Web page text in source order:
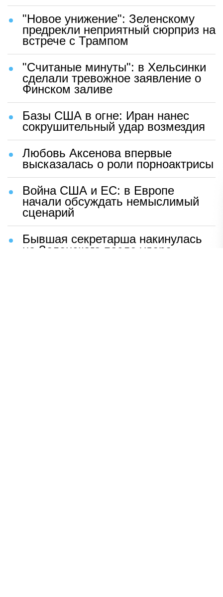
"Новое унижение": Зеленскому
предрекли неприятный сюрприз на
встрече с Трампом
"Считаные минуты": в Хельсинки
сделали тревожное заявление о
Финском заливе
Базы США в огне: Иран нанес
сокрушительный удар возмездия
Любовь Аксенова впервые
высказалась о роли порноактрисы
Война США и ЕС: в Европе
начали обсуждать немыслимый
сценарий
Бывшая секретарша накинулась
на Зеленского после удара